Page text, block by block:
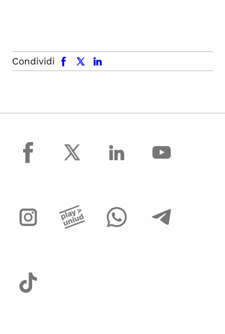
Condividi
facebook x.com linkedin
facebook